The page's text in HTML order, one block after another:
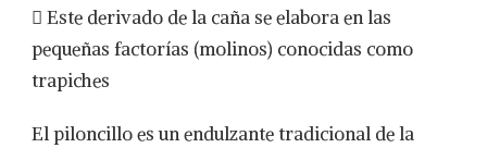
 Este derivado de la caña se elabora en las
pequeñas factorías (molinos) conocidas como
trapiches
El piloncillo es un endulzante tradicional de la